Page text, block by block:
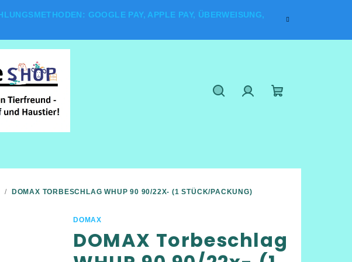
GOOGLE PAY, APPLE PAY, ÜBERWEISUNG,
/ DOMAX TORBESCHLAG WHUP 90 90/22X- (1 STÜCK/PACKUNG)
DOMAX
DOMAX Torbeschlag